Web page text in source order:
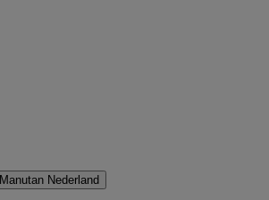
Manutan Nederland